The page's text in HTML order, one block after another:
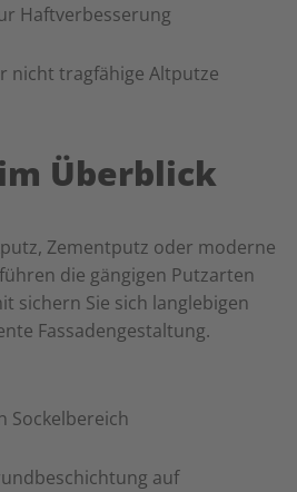
Haftverbesserung
nicht tragfähige Altputze
Überblick
Zementputz oder moderne
die gängigen Putzarten
sichern Sie sich langlebigen
Fassadengestaltung.
Sockelbereich
auf